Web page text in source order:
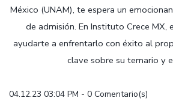
México (UNAM), te espera un
de admisión. En Instituto Crece MX,
ayudarte a enfrentarlo con éxito al
clave sobre su temario y
04.12.23 03:04 PM - 0 Comentario(s)